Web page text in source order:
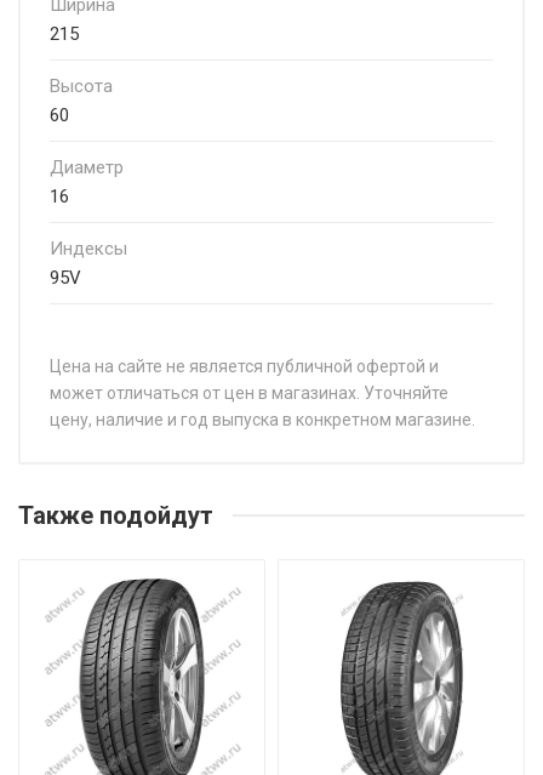
Ширина
215
Высота
60
Диаметр
16
Индексы
95V
Цена на сайте не является публичной офертой и
может отличаться от цен в магазинах. Уточняйте
цену, наличие и год выпуска в конкретном магазине.
Centara Vanti touring S1 185/60R14 82H
Centara Vanti touring S1 185/70R14 88H
Centara Vanti touring S1 195/50R15 82V
Centara Vanti touring S1 195/65R15 91V
Также подойдут